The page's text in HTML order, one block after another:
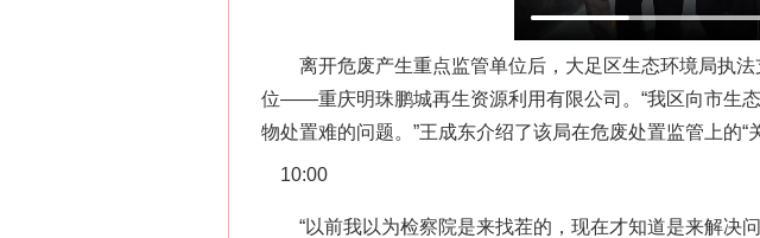
离开危废产生重点监管单位后，大足区生态环境局执法
位——重庆明珠鹏城再生资源利用有限公司。“我区向市生
物处置难的问题。”王成东介绍了该局在危废处置监管上的“
10:00
“以前我以为检察院是来找茬的，现在才知道是来解决问